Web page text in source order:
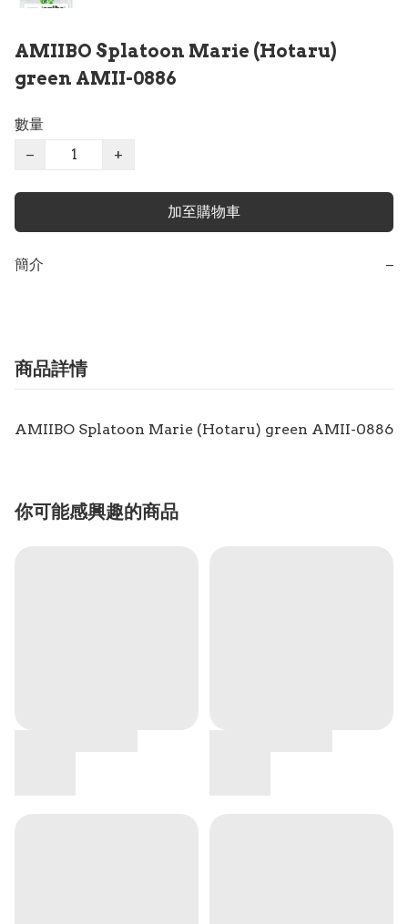
AMIIBO Splatoon Marie (Hotaru)
green AMII-0886
數量
−
+
加至購物車
簡介 −
商品詳情
AMIIBO Splatoon Marie (Hotaru) green AMII-0886
你可能感興趣的商品